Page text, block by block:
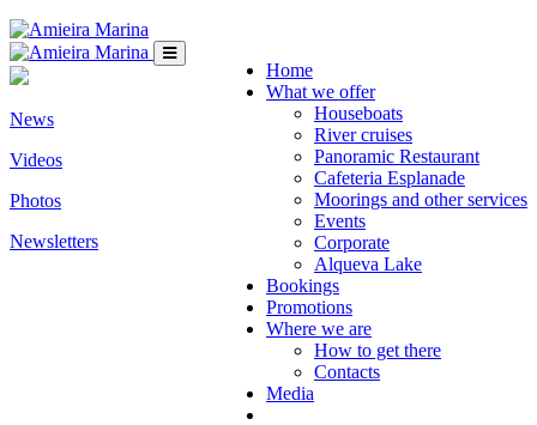
Home
What we offer
Houseboats
River cruises
Panoramic Restaurant
Cafeteria Esplanade
Moorings and other services
Events
Corporate
Alqueva Lake
Bookings
Promotions
Where we are
How to get there
Contacts
Media
News
Videos
Photos
Newsletters